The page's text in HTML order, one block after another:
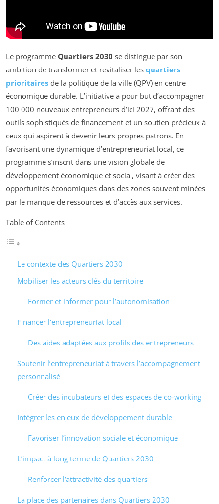
Le programme Quartiers 2030 se distingue par son
ambition de transformer et revitaliser les quartiers
prioritaires de la politique de la ville (QPV) en centre
économique durable. L’initiative a pour but d’accompagner
100 000 nouveaux entrepreneurs d’ici 2027, offrant des
outils sophistiqués de financement et un soutien précieux à
ceux qui aspirent à devenir leurs propres patrons. En
favorisant une dynamique d’entrepreneuriat local, ce
programme s’inscrit dans une vision globale de
développement économique et social, visant à créer des
opportunités économiques dans des zones souvent minées
par le manque de ressources et d’accès aux services.
Table of Contents
Le contexte des Quartiers 2030
Mobiliser les acteurs clés du territoire
Former et informer pour l’autonomisation
Financer l’entrepreneuriat local
Des aides adaptées aux profils des entrepreneurs
Soutenir l’entrepreneuriat à travers l’accompagnement
personnalisé
Créer des incubateurs et des espaces de co-working
Intégrer les enjeux de développement durable
Favoriser l’innovation sociale et économique
L’impact à long terme de Quartiers 2030
Renforcer l’attractivité des quartiers
La place des partenaires dans Quartiers 2030